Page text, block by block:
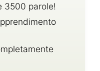
3500 parole!